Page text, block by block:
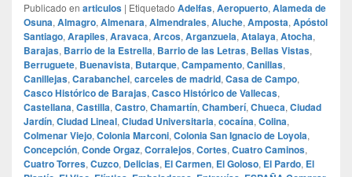
Publicado en articulos | Etiquetado Adelfas, Aeropuerto, Alameda de
Osuna, Almagro, Almenara, Almendrales, Aluche, Amposta, Apóstol
Santiago, Arapiles, Aravaca, Arcos, Arganzuela, Atalaya, Atocha,
Barajas, Barrio de la Estrella, Barrio de las Letras, Bellas Vistas,
Berruguete, Buenavista, Butarque, Campamento, Canillas,
Canillejas, Carabanchel, carceles de madrid, Casa de Campo,
Casco Histórico de Barajas, Casco Histórico de Vallecas,
Castellana, Castilla, Castro, Chamartín, Chamberí, Chueca, Ciudad
Jardín, Ciudad Lineal, Ciudad Universitaria, cocaína, Colina,
Colmenar Viejo, Colonia Marconi, Colonia San Ignacio de Loyola,
Concepción, Conde Orgaz, Corralejos, Cortes, Cuatro Caminos,
Cuatro Torres, Cuzco, Delicias, El Carmen, El Goloso, El Pardo, El